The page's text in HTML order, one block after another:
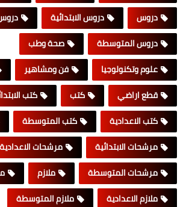
دروس
دروس الابتدائية
دروس المتوسطة
صحة وطب
علوم وتكنولوجيا
فن ومشاهير
قطع اراضي
كتب
كتب
كتب الاعدادية
كتب المتوسطة
مرشحات الابتدائية
مرشحات الاعدادية
مرشحات المتوسطة
ملازم
ملازم الاعدادية
ملازم المتوسطة